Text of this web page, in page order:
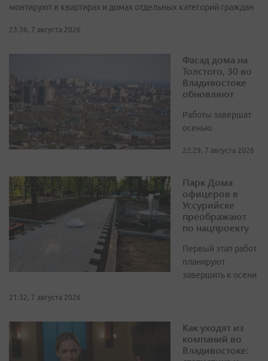
монтируют в квартирах и домах отдельных категорий граждан
23:36, 7 августа 2026
Фасад дома на
Толстого, 30 во
Владивостоке
обновляют
Работы завершат
осенью
22:29, 7 августа 2026
Парк Дома
офицеров в
Уссурийске
преображают
по нацпроекту
Первый этап работ
планируют
завершить к осени
21:32, 7 августа 2026
Как уходят из
компаний во
Владивостоке: